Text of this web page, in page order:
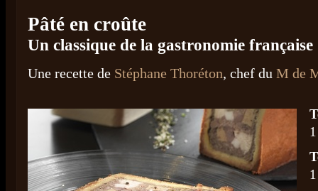
Pâté en croûte
Un classique de la gastronomie française
Une recette de Stéphane Thoréton, chef du M de